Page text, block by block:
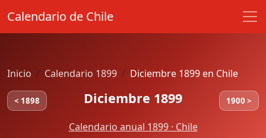
Calendario de Chile
Inicio Calendario 1899 Diciembre 1899 en Chile
< 1898 Diciembre 1899 1900 >
Calendario anual 1899 · Chile